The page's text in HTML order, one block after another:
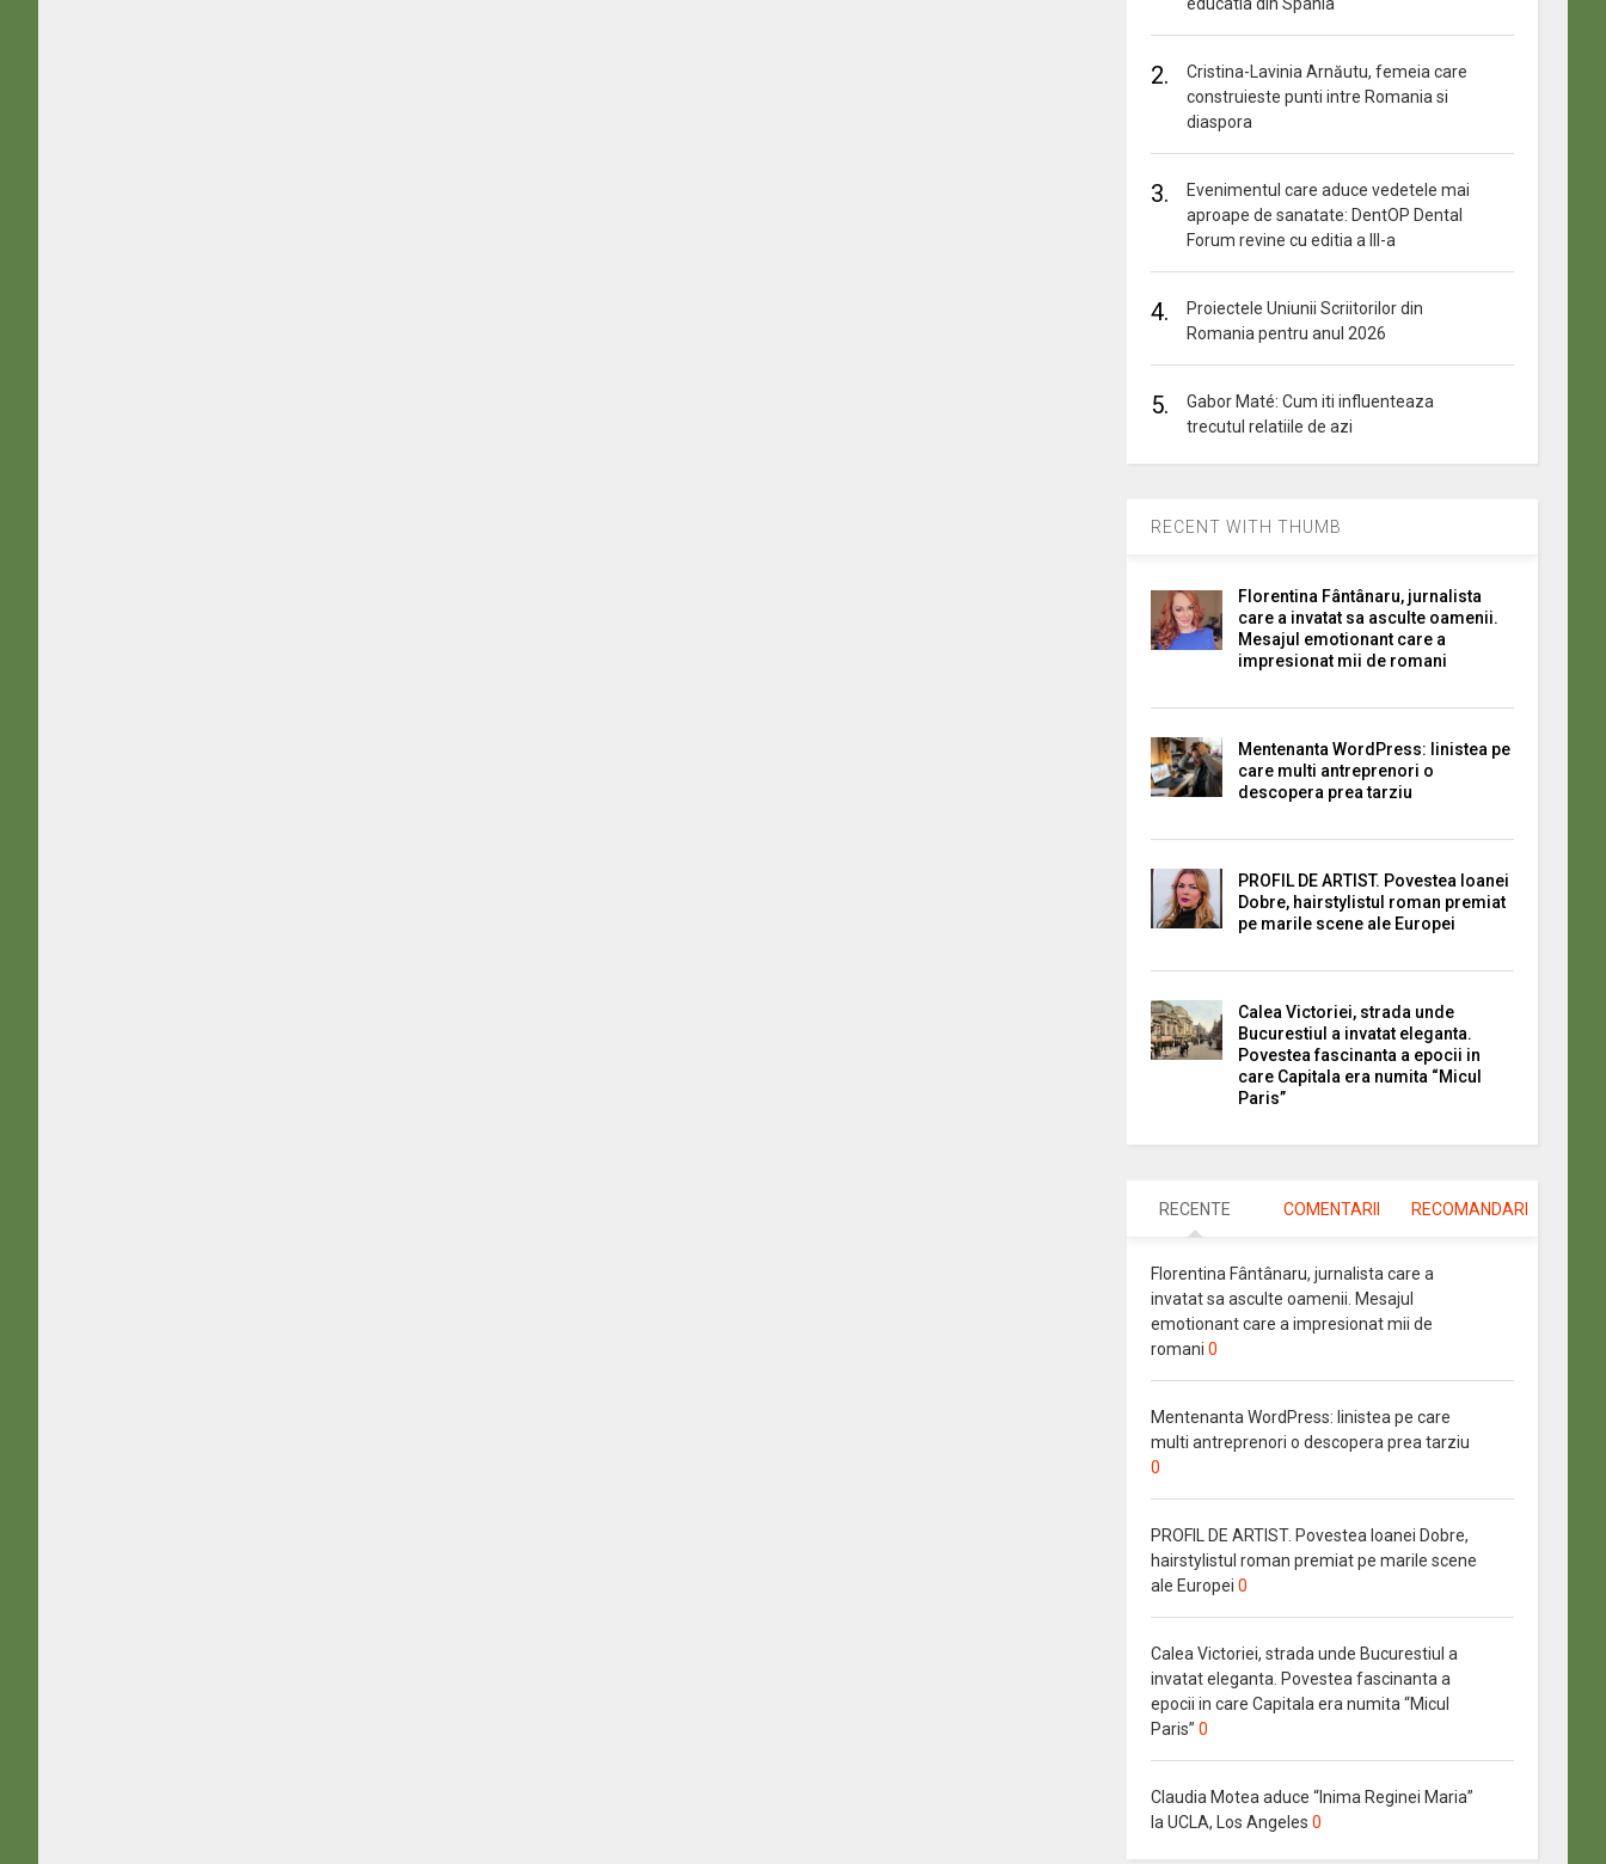
2.
Cristina-Lavinia Arnăutu, femeia care
construieste punti intre Romania si
diaspora
3.
Evenimentul care aduce vedetele mai
aproape de sanatate: DentOP Dental
Forum revine cu editia a III-a
4.
Proiectele Uniunii Scriitorilor din
Romania pentru anul 2026
5.
Gabor Maté: Cum iti influenteaza
trecutul relatiile de azi
RECENT WITH THUMB
Florentina Fântânaru, jurnalista
care a invatat sa asculte oamenii.
Mesajul emotionant care a
impresionat mii de romani
Mentenanta WordPress: linistea pe
care multi antreprenori o
descopera prea tarziu
PROFIL DE ARTIST. Povestea Ioanei
Dobre, hairstylistul roman premiat
pe marile scene ale Europei
Calea Victoriei, strada unde
Bucurestiul a invatat eleganta.
Povestea fascinanta a epocii in
care Capitala era numita “Micul
Paris”
RECENTE COMENTARII RECOMANDARI
Florentina Fântânaru, jurnalista care a
invatat sa asculte oamenii. Mesajul
emotionant care a impresionat mii de
romani 0
Mentenanta WordPress: linistea pe care
multi antreprenori o descopera prea tarziu
0
PROFIL DE ARTIST. Povestea Ioanei Dobre,
hairstylistul roman premiat pe marile scene
ale Europei 0
Calea Victoriei, strada unde Bucurestiul a
invatat eleganta. Povestea fascinanta a
epocii in care Capitala era numita “Micul
Paris” 0
Claudia Motea aduce “Inima Reginei Maria”
la UCLA, Los Angeles 0